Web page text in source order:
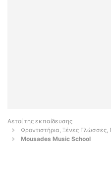
Αετοί της εκπαίδευσης
Φροντιστήρια, Ξένες Γλώσσες,
Mousades Music School